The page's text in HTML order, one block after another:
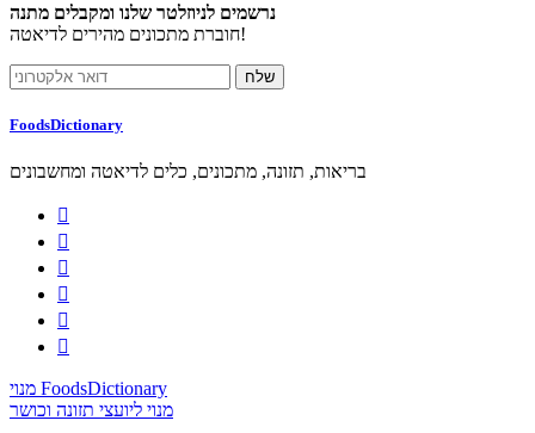
נרשמים לניוזלטר שלנו ומקבלים מתנה
חוברת מתכונים מהירים לדיאטה!
FoodsDictionary
בריאות, תזונה, מתכונים, כלים לדיאטה ומחשבונים






מנוי FoodsDictionary
מנוי ליועצי תזונה וכושר